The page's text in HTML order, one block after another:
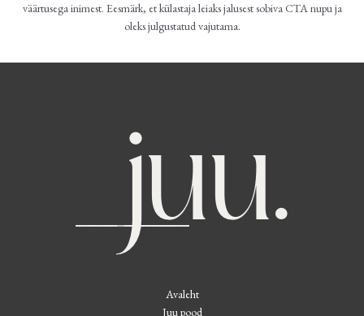
väärtusega inimest. Eesmärk, et külastaja leiaks jalusest sobiva CTA nupu ja
oleks julgustatud vajutama.
Avaleht
Juu pood